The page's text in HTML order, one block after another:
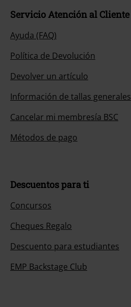
Servicio Atención al Cliente
Ayuda (FAQ)
Política de Devolución
Devolver un artículo
Información de tallas generales
Cancelar mi membresía BSC
Métodos de pago
Descuentos para ti
Concursos
Cheques Regalo
Descuento para estudiantes
EMP Backstage Club